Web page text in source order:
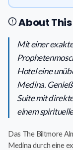
About This
Mit einer
Hotel eine
Medina.
Suite mit
einem
Das The Biltmore
Medina durch eine